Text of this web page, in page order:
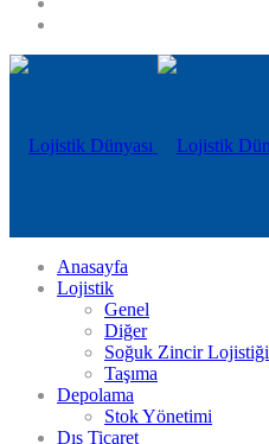
Anasayfa
Lojistik
Genel
Diğer
Soğuk Zincir Lojistiği
Taşıma
Depolama
Stok Yönetimi
Dış Ticaret